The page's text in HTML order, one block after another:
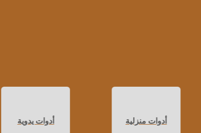
أدوات منزلية أدوات يدوية